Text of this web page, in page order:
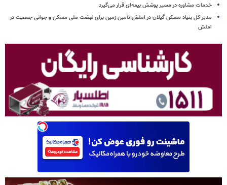
خدمات مشاوره در مسیر پوشش بیمه‌ای قرار می‌گیرد
مدیر کل بنیاد مسکن گیلان در املش:تأمین زمین برای نهضت ملی مسکن و جوانی جمعیت در
املش